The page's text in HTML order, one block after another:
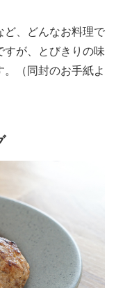
ど、どんなお料理で
すが、とびきりの味
（同封のお手紙よ